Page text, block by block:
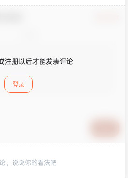
注册以后才能发表评论
登录
，说说你的看法吧